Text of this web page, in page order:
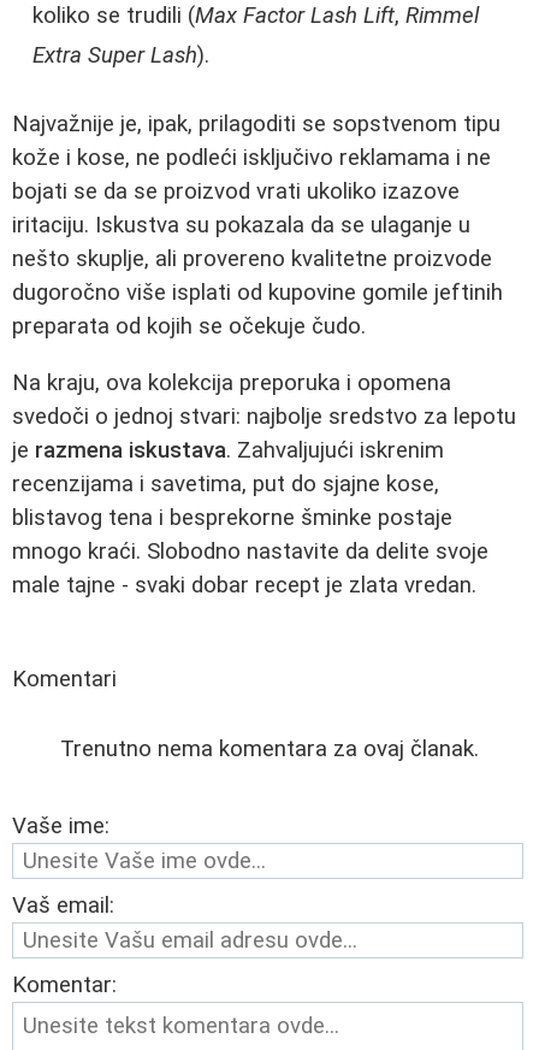
koliko se trudili (Max Factor Lash Lift, Rimmel
Extra Super Lash).
Najvažnije je, ipak, prilagoditi se sopstvenom tipu
kože i kose, ne podleći isključivo reklamama i ne
bojati se da se proizvod vrati ukoliko izazove
iritaciju. Iskustva su pokazala da se ulaganje u
nešto skuplje, ali provereno kvalitetne proizvode
dugoročno više isplati od kupovine gomile jeftinih
preparata od kojih se očekuje čudo.
Na kraju, ova kolekcija preporuka i opomena
svedoči o jednoj stvari: najbolje sredstvo za lepotu
je razmena iskustava. Zahvaljujući iskrenim
recenzijama i savetima, put do sjajne kose,
blistavog tena i besprekorne šminke postaje
mnogo kraći. Slobodno nastavite da delite svoje
male tajne - svaki dobar recept je zlata vredan.
Komentari
Trenutno nema komentara za ovaj članak.
Vaše ime:
Vaš email:
Komentar: